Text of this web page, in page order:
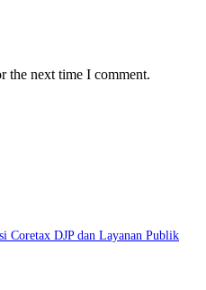
the next time I comment.
Coretax DJP dan Layanan Publik